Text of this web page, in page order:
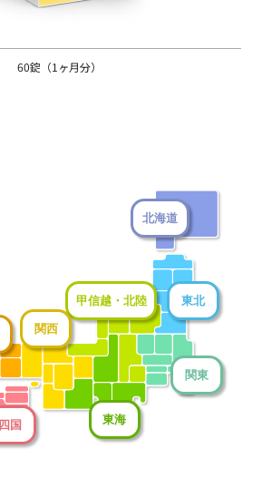
60錠（1ヶ月分）
北海道
東北
関東
甲信越・北陸
東海
関西
四国